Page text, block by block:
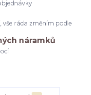
vše ráda změním podle
náramků